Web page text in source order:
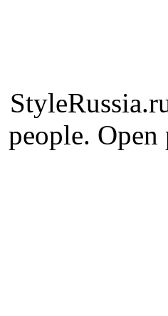
people. Open